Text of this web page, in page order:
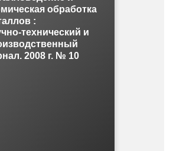
обработка
:
технический и
2008 г. № 10